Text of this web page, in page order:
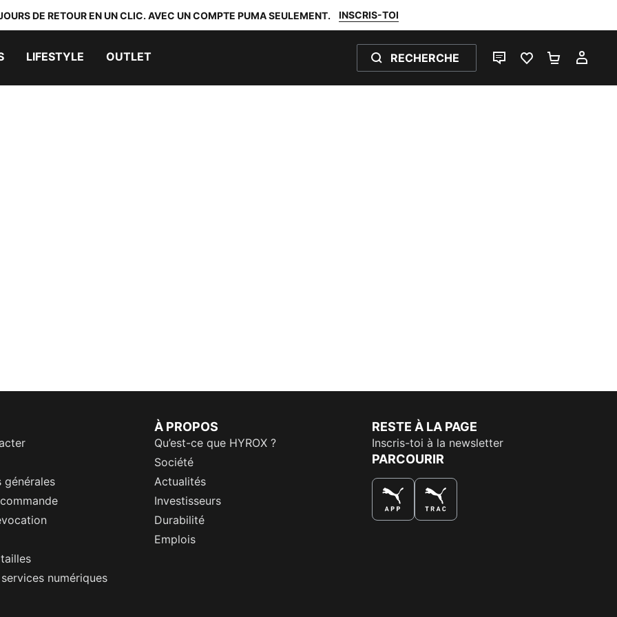
DE RETOUR EN UN CLIC. AVEC UN COMPTE PUMA SEULEMENT. INSCRIS-TOI
LIFESTYLE OUTLET RECHERCHE
LIVE CHATFAVORIS 0PANIER 0
générales
numériques
À PROPOS
Qu’est-ce que HYROX ?
Société
Actualités
Investisseurs
Durabilité
Emplois
RESTE À LA PAGE
Inscris-toi à la newsletter
PARCOURIR